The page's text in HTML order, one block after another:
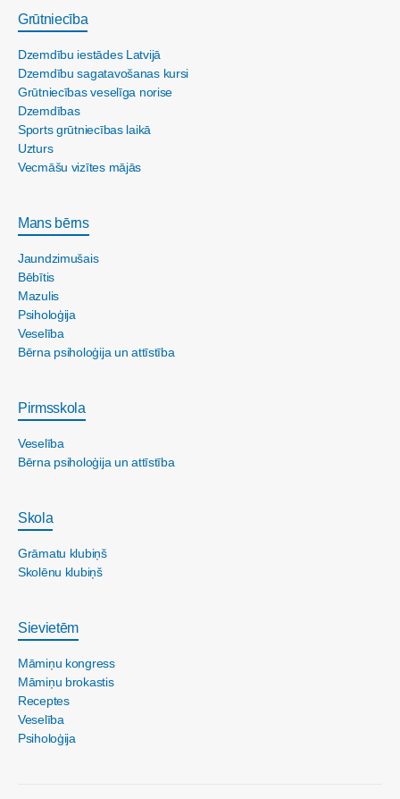
Grūtniecība
Dzemdību iestādes Latvijā
Dzemdību sagatavošanas kursi
Grūtniecības veselīga norise
Dzemdības
Sports grūtniecības laikā
Uzturs
Vecmāšu vizītes mājās
Mans bērns
Jaundzimušais
Bēbītis
Mazulis
Psiholoģija
Veselība
Bērna psiholoģija un attīstība
Pirmsskola
Veselība
Bērna psiholoģija un attīstība
Skola
Grāmatu klubiņš
Skolēnu klubiņš
Sievietēm
Māmiņu kongress
Māmiņu brokastis
Receptes
Veselība
Psiholoģija